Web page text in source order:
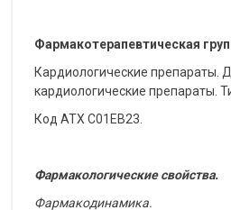
Фармакотерапевтическая
Кардиологические препараты.
кардиологические препараты.
Код АТХ С01ЕВ23.
Фармакологические свойства.
Фармакодинамика.